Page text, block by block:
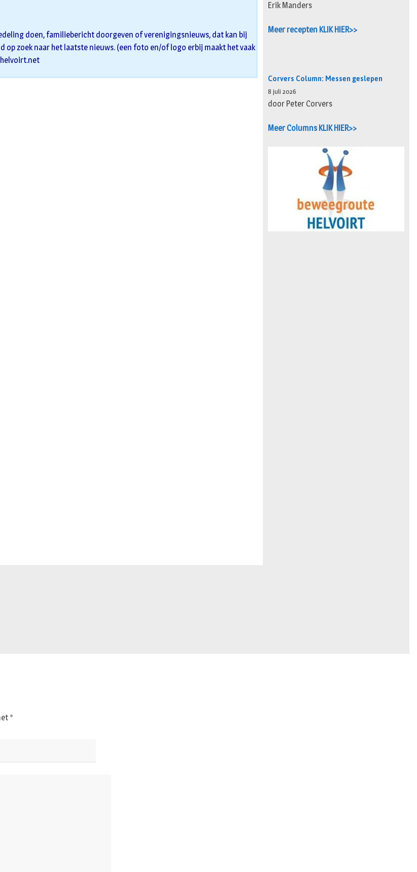
doen, familiebericht doorgeven of verenigingsnieuws, dat kan bij
op zoek naar het laatste nieuws. (een foto en/of logo erbij maakt het vaak
Erik Manders
Meer recepten KLIK HIER>>
Corvers Column: Messen geslepen
8 juli 2026
door Peter Corvers
Meer Columns KLIK HIER>>
*